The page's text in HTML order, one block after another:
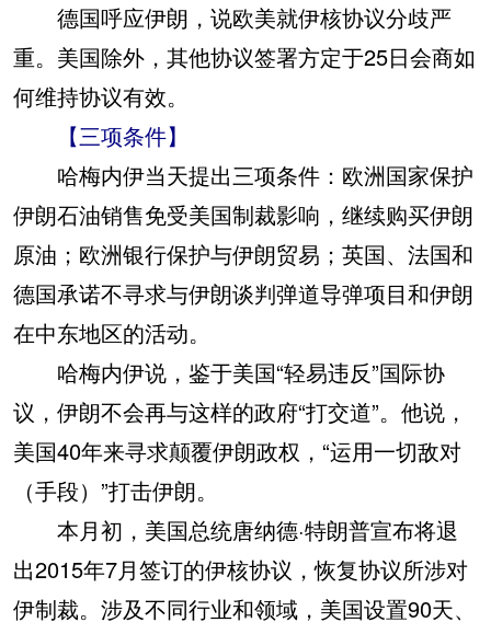
德国呼应伊朗，说欧美就伊核协议分歧严
重。美国除外，其他协议签署方定于25日会商如
何维持协议有效。
【三项条件】
哈梅内伊当天提出三项条件：欧洲国家保护
伊朗石油销售免受美国制裁影响，继续购买伊朗
原油；欧洲银行保护与伊朗贸易；英国、法国和
德国承诺不寻求与伊朗谈判弹道导弹项目和伊朗
在中东地区的活动。
哈梅内伊说，鉴于美国“轻易违反”国际协
议，伊朗不会再与这样的政府“打交道”。他说，
美国40年来寻求颠覆伊朗政权，“运用一切敌对
（手段）”打击伊朗。
本月初，美国总统唐纳德·特朗普宣布将退
出2015年7月签订的伊核协议，恢复协议所涉对
伊制裁。涉及不同行业和领域，美国设置90天、